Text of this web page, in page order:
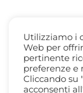
Crema
Utilizziamo i
Web per
pertinente
preferenze e
Cliccando su
acconsenti